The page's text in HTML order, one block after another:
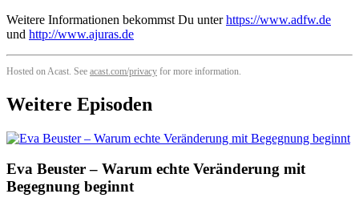
Weitere Informationen bekommst Du unterhttps://www.adfw.de
und http://www.ajuras.de
Hosted on Acast. See acast.com/privacy for more information.
Weitere Episoden
Eva Beuster – Warum echte Veränderung mit
Begegnung beginnt